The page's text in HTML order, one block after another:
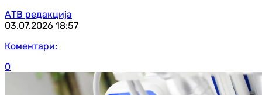
АТВ редакција
03.07.2026 18:57
Коментари:
0